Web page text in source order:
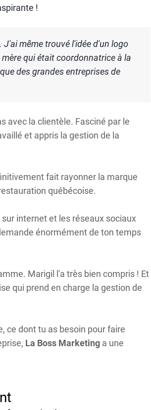
!
même trouvé l'idée d'un logo
qui était coordonnatrice à la
des grandes entreprises de
avec la clientèle. Fasciné par le
et appris la gestion de la
fait rayonner la marque
québécoise.
internet et les réseaux sociaux
énormément de ton temps
Marigil l'a très bien compris ! Et
qui prend en charge la gestion de
ce dont tu as besoin pour faire
La Boss Marketing a une